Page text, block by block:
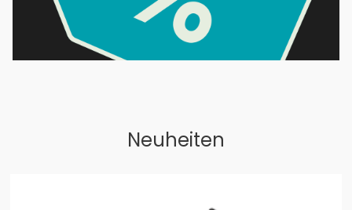
Neuheiten